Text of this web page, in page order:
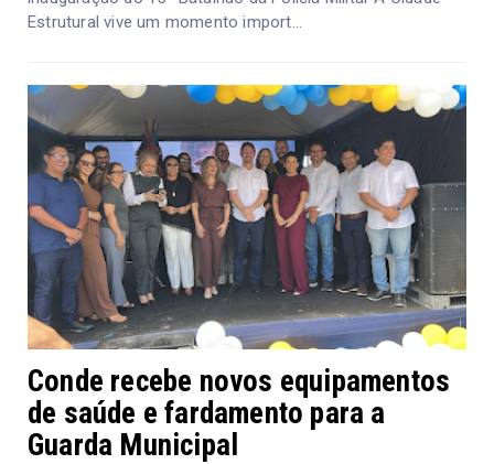
Estrutural vive um momento import...
Conde recebe novos equipamentos
de saúde e fardamento para a
Guarda Municipal